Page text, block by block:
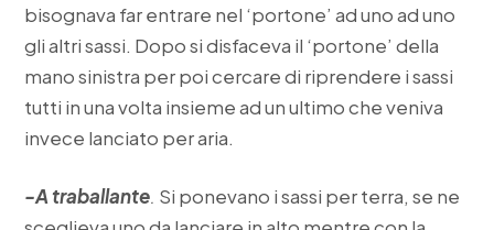
bisognava far entrare nel ‘portone’ ad uno ad uno
gli altri sassi. Dopo si disfaceva il ‘portone’ della
mano sinistra per poi cercare di riprendere i sassi
tutti in una volta insieme ad un ultimo che veniva
invece lanciato per aria.
-A traballante. Si ponevano i sassi per terra, se ne